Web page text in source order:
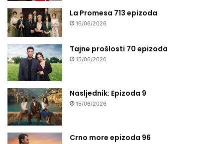
La Promesa 713 epizoda
16/06/2026
Tajne prošlosti 70 epizoda
15/06/2026
Nasljednik: Epizoda 9
15/06/2026
Crno more epizoda 96